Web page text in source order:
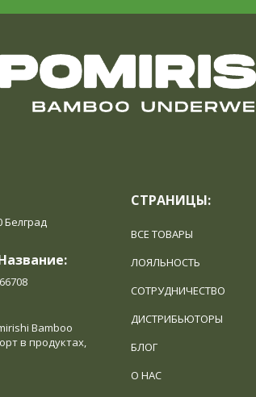
Белград
Bamboo
в продуктах,
СТРАНИЦЫ:
ВСЕ ТОВАРЫ
ЛОЯЛЬНОСТЬ
СОТРУДНИЧЕСТВО
ДИСТРИБЬЮТОРЫ
БЛОГ
О НАС